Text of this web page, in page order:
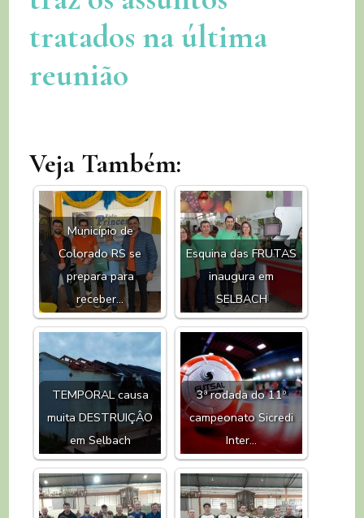
tratados na última
reunião
Veja Também:
Município de
Colorado RS se
prepara para
receber…
Esquina das FRUTAS
inaugura em
SELBACH
TEMPORAL causa
muita DESTRUIÇÂO
em Selbach
3ª rodada do 11º
campeonato Sicredi
Inter…